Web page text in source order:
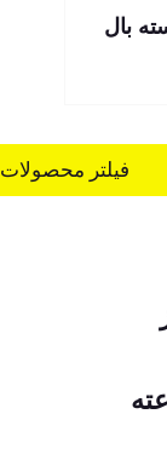
بال
فیلتر محصولات